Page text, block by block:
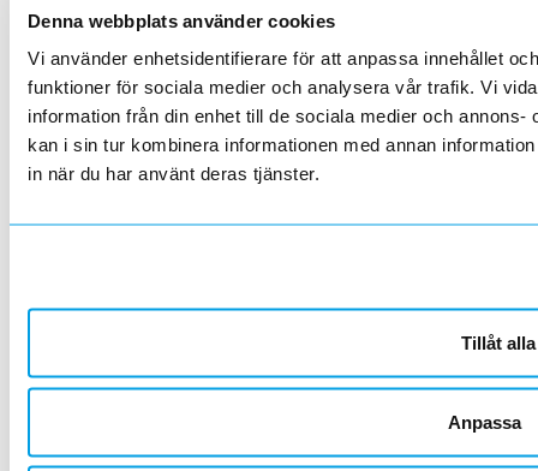
Denna webbplats använder cookies
Vi använder enhetsidentifierare för att anpassa innehållet
funktioner för sociala medier och analysera vår trafik. Vi
information från din enhet till de sociala medier och
kan i sin tur kombinera informationen med annan
in när du har använt deras tjänster.
Tillåt alla
Anpassa
fastighetsautomation och fastighetsstyrning
Från den 1 januari 2025 gäller ett nytt krav för större
lokalbyggnader.
Nya butiken i Malmö öppnad
2025-02-01
Den 7:e januari slog vi upp portarna till vår nya i Malmö.
2025-02-01
2025-01-01
Förändrade priser 2025-01-08
Värt att veta om… Nytt EU direktiv gällande laddning på